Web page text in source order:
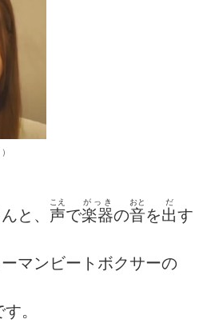
と、 声
こえ
で楽器
がっき
の音
おと
を出
だ
す
マンビートボクサーの
す。